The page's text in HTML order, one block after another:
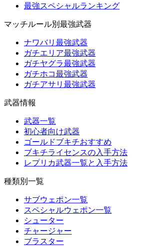
最強スペシャルランキング
マッチルール別最強武器
ナワバリ最強武器
ガチエリア最強武器
ガチヤグラ最強武器
ガチホコ最強武器
ガチアサリ最強武器
武器情報
武器一覧
初心者向け武器
ゴールドブキチおすすめ
ブキチライセンスの入手方法
レプリカ武器一覧と入手方法
種類別一覧
サブウェポン一覧
スペシャルウェポン一覧
シューター
チャージャー
ブラスター